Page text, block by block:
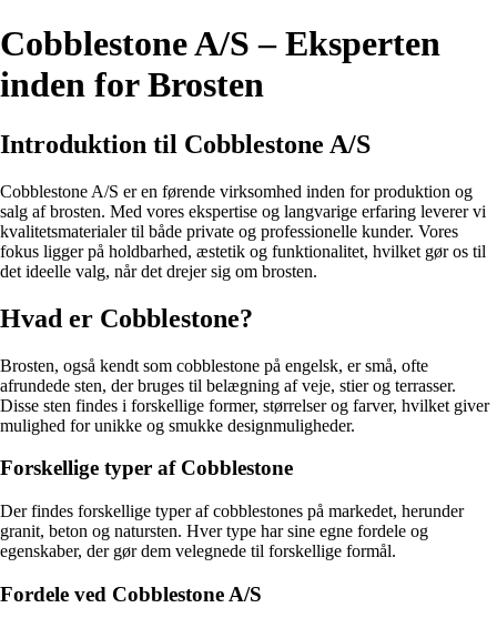
Cobblestone A/S – Eksperten
inden for Brosten
Introduktion til Cobblestone A/S
Cobblestone A/S er en førende virksomhed inden for produktion og
salg af brosten. Med vores ekspertise og langvarige erfaring leverer vi
kvalitetsmaterialer til både private og professionelle kunder. Vores
fokus ligger på holdbarhed, æstetik og funktionalitet, hvilket gør os til
det ideelle valg, når det drejer sig om brosten.
Hvad er Cobblestone?
Brosten, også kendt som cobblestone på engelsk, er små, ofte
afrundede sten, der bruges til belægning af veje, stier og terrasser.
Disse sten findes i forskellige former, størrelser og farver, hvilket giver
mulighed for unikke og smukke designmuligheder.
Forskellige typer af Cobblestone
Der findes forskellige typer af cobblestones på markedet, herunder
granit, beton og natursten. Hver type har sine egne fordele og
egenskaber, der gør dem velegnede til forskellige formål.
Fordele ved Cobblestone A/S